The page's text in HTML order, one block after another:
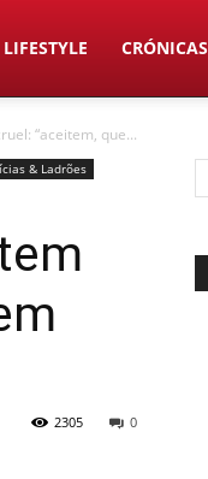
LIFESTYLE CRÓNICAS
“aceitem, que...
& Ladrões
0
2305